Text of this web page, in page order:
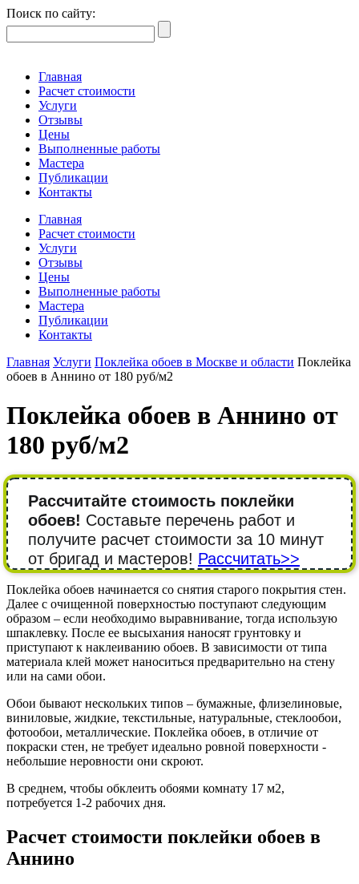
Поиск по сайту:
Главная
Расчет стоимости
Услуги
Отзывы
Цены
Выполненные работы
Мастера
Публикации
Контакты
Главная
Расчет стоимости
Услуги
Отзывы
Цены
Выполненные работы
Мастера
Публикации
Контакты
Главная Услуги Поклейка обоев в Москве и области Поклейка
обоев в Аннино от 180 руб/м2
Поклейка обоев в Аннино от
180 руб/м2
Рассчитайте стоимость поклейки
обоев! Составьте перечень работ и
получите расчет стоимости за 10 минут
от бригад и мастеров! Рассчитать>>
Поклейка обоев начинается со снятия старого покрытия стен.
Далее с очищенной поверхностью поступают следующим
образом – если необходимо выравнивание, тогда использую
шпаклевку. После ее высыхания наносят грунтовку и
приступают к наклеиванию обоев. В зависимости от типа
материала клей может наноситься предварительно на стену
или на сами обои.
Обои бывают нескольких типов – бумажные, флизелиновые,
виниловые, жидкие, текстильные, натуральные, стеклообои,
фотообои, металлические. Поклейка обоев, в отличие от
покраски стен, не требует идеально ровной поверхности -
небольшие неровности они скроют.
В среднем, чтобы обклеить обоями комнату 17 м2,
потребуется 1-2 рабочих дня.
Расчет стоимости поклейки обоев в
Аннино